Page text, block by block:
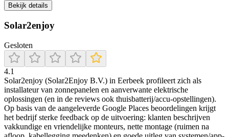
Bekijk details
Solar2enjoy
Gesloten
4.1
Solar2enjoy (Solar2Enjoy B.V.) in Eerbeek profileert zich als
installateur van zonnepanelen en aanverwante elektrische
oplossingen (en in de reviews ook thuisbatterij/accu-opstellingen).
Op basis van de aangeleverde Google Places beoordelingen krijgt
het bedrijf sterke feedback op de uitvoering: klanten beschrijven
vakkundige en vriendelijke monteurs, nette montage (ruimen na